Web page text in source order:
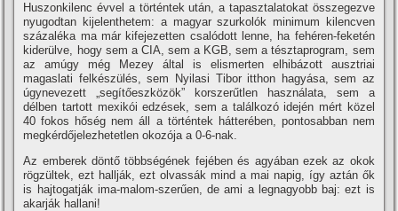
Huszonkilenc évvel a történtek után, a tapasztalatokat összegezve
nyugodtan kijelenthetem: a magyar szurkolók minimum kilencven
százaléka ma már kifejezetten csalódott lenne, ha fehéren-feketén
kiderülve, hogy sem a CIA, sem a KGB, sem a tésztaprogram, sem
az amúgy még Mezey által is elismerten elhibázott ausztriai
magaslati felkészülés, sem Nyilasi Tibor itthon hagyása, sem az
úgynevezett „segí­tőeszközök” korszerűtlen használata, sem a
délben tartott mexikói edzések, sem a találkozó idején mért közel
40 fokos hőség nem áll a történtek hátterében, pontosabban nem
megkérdőjelezhetetlen okozója a 0-6-nak.
Az emberek döntő többségének fejében és agyában ezek az okok
rögzültek, ezt hallják, ezt olvassák mind a mai napig, í­gy aztán ők
is hajtogatják ima-malom-szerűen, de ami a legnagyobb baj: ezt is
akarják hallani!